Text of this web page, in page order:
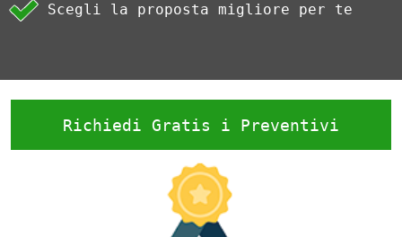
Scegli la proposta migliore per te
Richiedi Gratis i Preventivi